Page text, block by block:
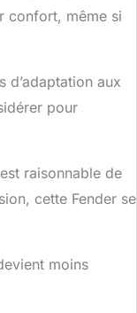
confort, même si
d’adaptation aux
pour
raisonnable de
cette Fender se
moins